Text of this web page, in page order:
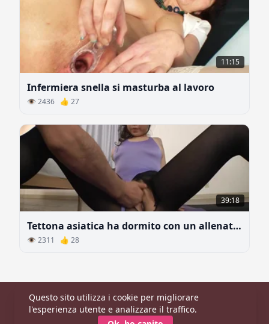
11:15
Infermiera snella si masturba al lavoro
👁 2436 👍 27
39:18
Tettona asiatica ha dormito con un allenatore
👁 2311 👍 28
Principale |Categorie|Modelle
© 2026 CaldaDonna.com
Questo sito utilizza i cookie per migliorare
l'esperienza utente e analizzare il traffico.